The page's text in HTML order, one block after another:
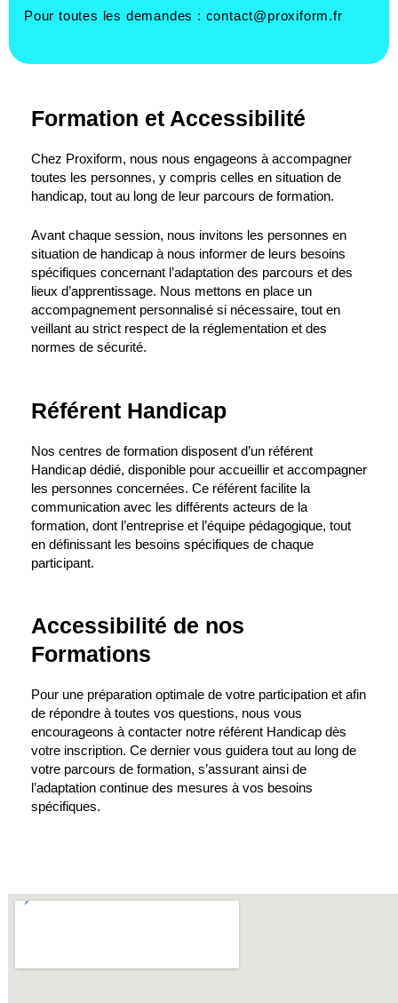
Pour toutes les demandes : contact@proxiform.fr
Formation et Accessibilité
Chez Proxiform, nous nous engageons à accompagner
toutes les personnes, y compris celles en situation de
handicap, tout au long de leur parcours de formation.
Avant chaque session, nous invitons les personnes en
situation de handicap à nous informer de leurs besoins
spécifiques concernant l’adaptation des parcours et des
lieux d’apprentissage. Nous mettons en place un
accompagnement personnalisé si nécessaire, tout en
veillant au strict respect de la réglementation et des
normes de sécurité.
Référent Handicap
Nos centres de formation disposent d’un référent
Handicap dédié, disponible pour accueillir et accompagner
les personnes concernées. Ce référent facilite la
communication avec les différents acteurs de la
formation, dont l’entreprise et l’équipe pédagogique, tout
en définissant les besoins spécifiques de chaque
participant.
Accessibilité de nos
Formations
Pour une préparation optimale de votre participation et afin
de répondre à toutes vos questions, nous vous
encourageons à contacter notre référent Handicap dès
votre inscription. Ce dernier vous guidera tout au long de
votre parcours de formation, s’assurant ainsi de
l’adaptation continue des mesures à vos besoins
spécifiques.